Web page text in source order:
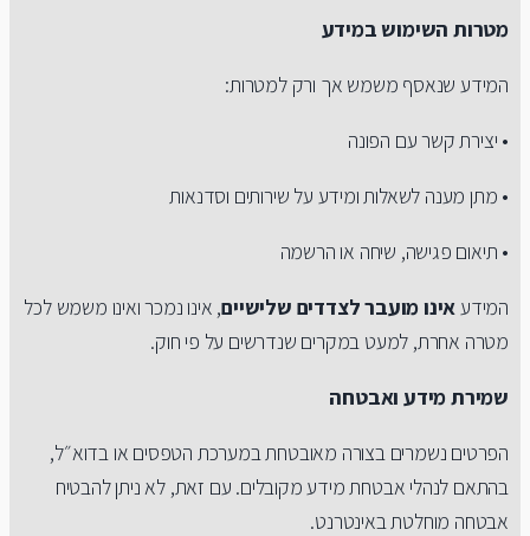
מטרות השימוש במידע
המידע שנאסף משמש אך ורק למטרות:
• יצירת קשר עם הפונה
• מתן מענה לשאלות ומידע על שירותים וסדנאות
• תיאום פגישה, שיחה או הרשמה
המידעאינו מועבר לצדדים שלישיים, אינו נמכר ואינו משמש לכל
מטרה אחרת, למעט במקרים שנדרשים על פי חוק.
שמירת מידע ואבטחה
הפרטים נשמרים בצורה מאובטחת במערכת הטפסים או בדוא״ל,
בהתאם לנהלי אבטחת מידע מקובלים. עם זאת, לא ניתן להבטיח
אבטחה מוחלטת באינטרנט.